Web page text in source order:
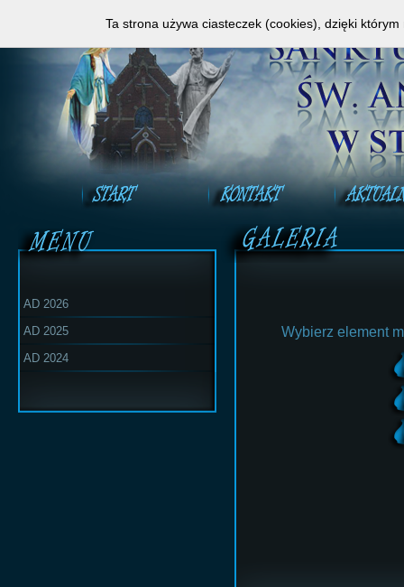
AD 2026
AD 2025
AD 2024
Wybierz element
Ta strona używa ciasteczek (cookies), dzięki